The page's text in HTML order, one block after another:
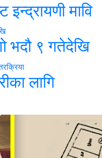
मावि
भदौ ९ गतेदेखि
लागि